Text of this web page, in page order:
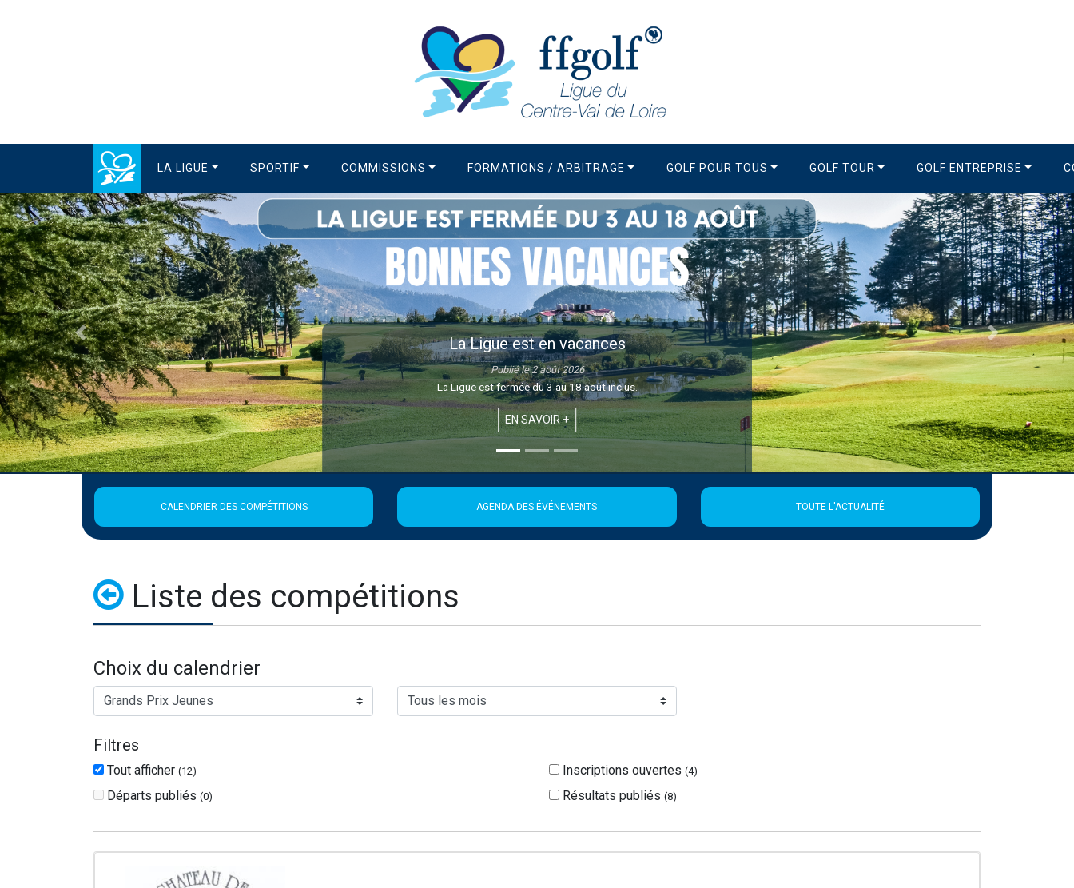
LA LIGUE SPORTIF COMMISSIONS FORMATIONS / ARBITRAGE GOLF POUR TOUS GOLF TOUR GOLF ENTREPRISE
La Newsletter de la Ligue
Publié le 1 août 2026
Retrouvez la 21ème édition de la Newsletter de la Ligue
EN SAVOIR +
Précédent Suivant
CALENDRIER DES COMPÉTITIONS AGENDA DES ÉVÉNEMENTS TOUTE L'ACTUALITÉ
Liste des compétitions
Choix du calendrier
Filtres
Tout afficher (12) Inscriptions ouvertes (4)
Départs publiés (0) Résultats publiés (8)